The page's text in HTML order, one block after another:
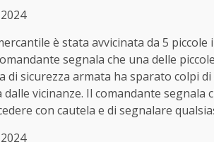
è stata avvicinata da 5
segnala che una delle
di sicurezza armata ha sparato colpi
vicinanze. Il comandante segnala
con cautela e di segnalare